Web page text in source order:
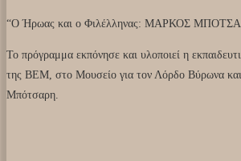
“Ο Ήρωας και ο Φιλέλληνας: ΜΑΡΚΟΣ
Το πρόγραμμα εκπόνησε και υλοποιεί η
της ΒΕΜ, στο Μουσείο για τον Λόρδο Βύρωνα
Μπότσαρη.